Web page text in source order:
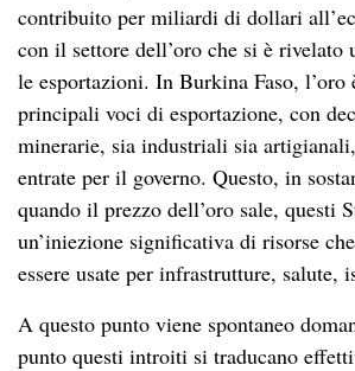
contribuito per miliardi di dollari
con il settore dell’oro che si è rivelato
le esportazioni. In Burkina Faso, l’oro
principali voci di esportazione, con
minerarie, sia industriali sia
entrate per il governo. Questo, in
quando il prezzo dell’oro sale, questi
un’iniezione significativa di risorse
essere usate per infrastrutture, salute,
A questo punto viene spontaneo
punto questi introiti si traducano